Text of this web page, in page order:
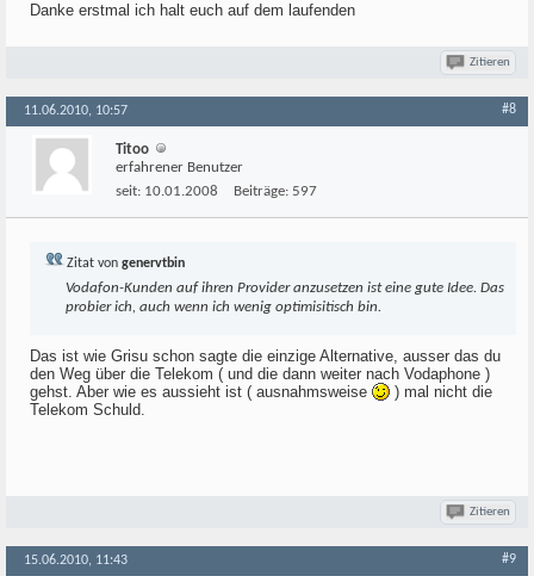
Danke erstmal ich halt euch auf dem laufenden
Zitieren
11.06.2010, 10:57 #8
Titoo
erfahrener Benutzer
seit: 10.01.2008 Beiträge: 597
Zitat von genervtbin
Vodafon-Kunden auf ihren Provider anzusetzen ist eine gute Idee. Das
probier ich, auch wenn ich wenig optimisitisch bin.
Das ist wie Grisu schon sagte die einzige Alternative, ausser das du
den Weg über die Telekom ( und die dann weiter nach Vodaphone )
gehst. Aber wie es aussieht ist ( ausnahmsweise
) mal nicht die
Telekom Schuld.
Zitieren
15.06.2010, 11:43 #9